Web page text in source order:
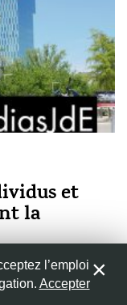
et
la
Barone. Pour le
de l'initiative «
l’emploi
Accepter